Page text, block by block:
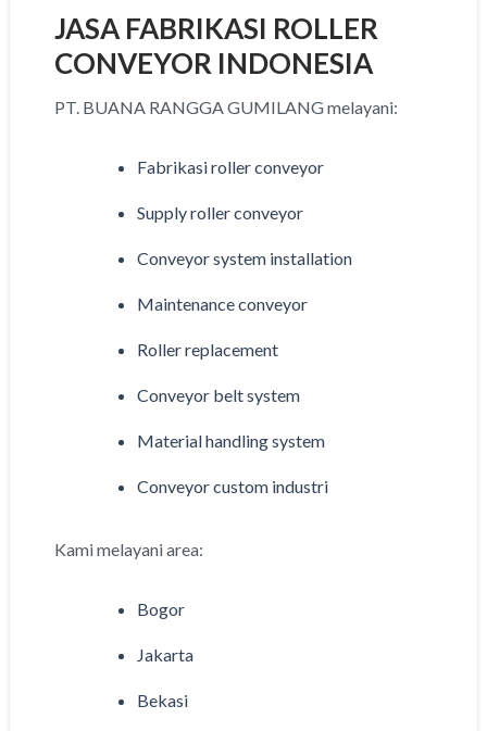
JASA FABRIKASI ROLLER
CONVEYOR INDONESIA
PT. BUANA RANGGA GUMILANG melayani:
Fabrikasi roller conveyor
Supply roller conveyor
Conveyor system installation
Maintenance conveyor
Roller replacement
Conveyor belt system
Material handling system
Conveyor custom industri
Kami melayani area:
Bogor
Jakarta
Bekasi